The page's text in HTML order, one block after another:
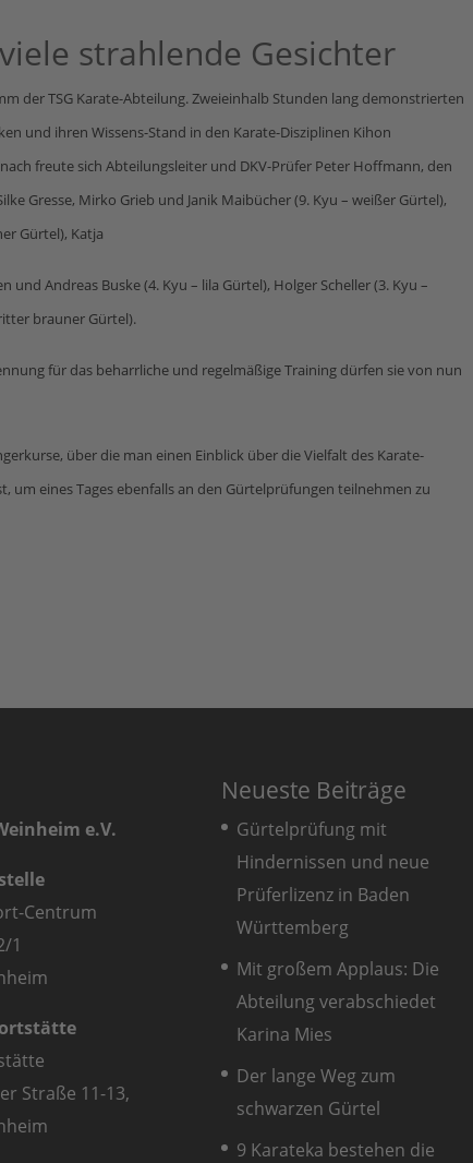
strahlende Gesichter
der TSG Karate-Abteilung. Zweieinhalb Stunden lang demonstrierten
und ihren Wissens-Stand in den Karate-Disziplinen Kihon
freute sich Abteilungsleiter und DKV-Prüfer Peter Hoffmann, den
Gresse, Mirko Grieb und Janik Maibücher (9. Kyu – weißer Gürtel),
Gürtel), Katja
Andreas Buske (4. Kyu – lila Gürtel), Holger Scheller (3. Kyu –
brauner Gürtel).
für das beharrliche und regelmäßige Training dürfen sie von nun
über die man einen Einblick über die Vielfalt des Karate-
um eines Tages ebenfalls an den Gürtelprüfungen teilnehmen zu
e.V.
Centrum
1
Straße 11-13,
Neueste Beiträge
Gürtelprüfung mit
Hindernissen und neue
Prüferlizenz in Baden
Württemberg
Mit großem Applaus: Die
Abteilung verabschiedet
Karina Mies
Der lange Weg zum
schwarzen Gürtel
9 Karateka bestehen die